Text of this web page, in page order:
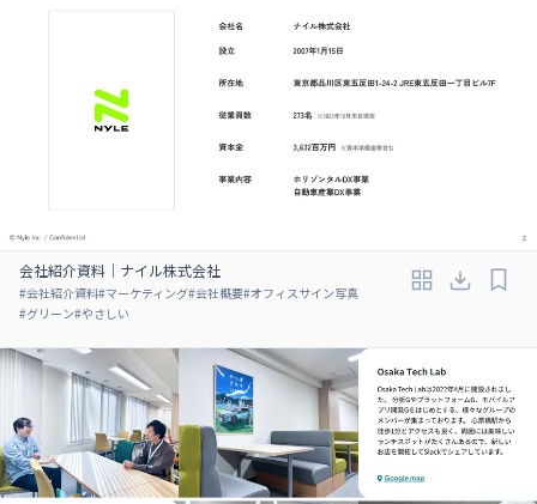
会社紹介資料｜ナイル株式会社
#会社紹介資料#マーケティング#会社概要#オフィスサイン写真
#グリーン#やさしい